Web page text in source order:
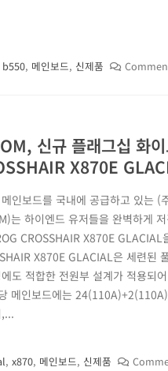
b550, 메인보드, 신제품
신규 플래그십 화
X870E
인보드를 국내에 공급하고 있는
는 하이엔드 유저들을 완벽하게
CROSSHAIR X870E GLACIAL
X870E GLACIAL은 세련된
도 적합한 전원부 설계가 적용되
메인보드에는
,x870, 메인보드, 신제품